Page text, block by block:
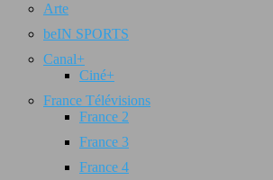
Arte
beIN SPORTS
Canal+
Ciné+
France Télévisions
France 2
France 3
France 4